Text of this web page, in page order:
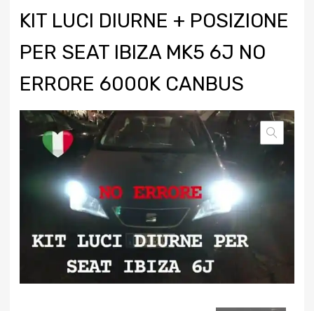
KIT LUCI DIURNE + POSIZIONE
PER SEAT IBIZA MK5 6J NO
ERRORE 6000K CANBUS